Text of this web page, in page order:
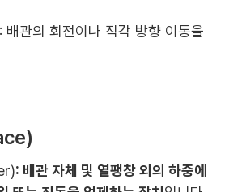
관의 회전이나 직각 방향 이동을
: 배관 자체 및 열팽창 외의 하중에